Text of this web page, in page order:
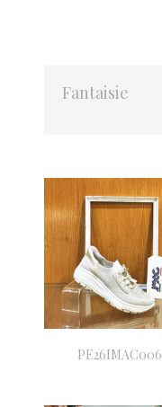
Fantaisie
PE26IMAC006